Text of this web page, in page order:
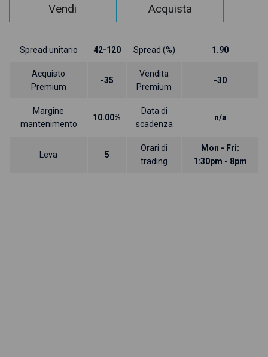
Vendi Acquista
Spread unitario 42-120 Spread (%) 1.90
Acquisto
Premium
-35
Vendita
Premium
-30
Margine
mantenimento
10.00%
Data di
scadenza
n/a
Leva 5
Orari di
trading
Mon - Fri:
1:30pm - 8pm